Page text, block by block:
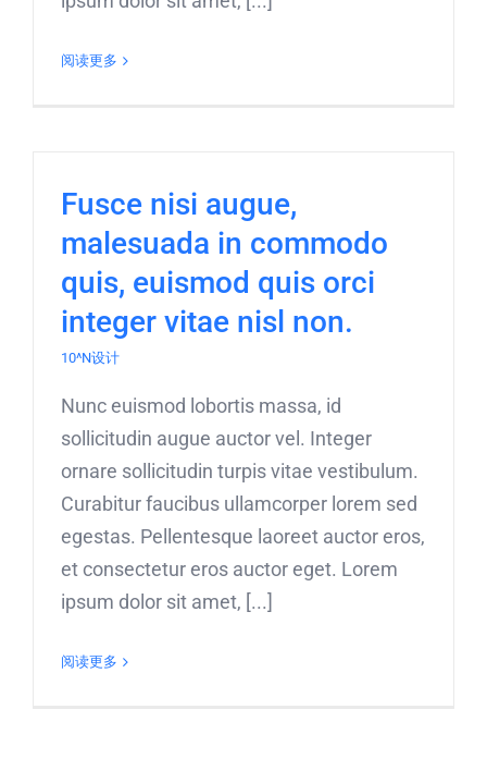
阅读更多
Fusce nisi augue,
malesuada in commodo
quis, euismod quis orci
integer vitae nisl non.
10^N设计
Nunc euismod lobortis massa, id
sollicitudin augue auctor vel. Integer
ornare sollicitudin turpis vitae vestibulum.
Curabitur faucibus ullamcorper lorem sed
egestas. Pellentesque laoreet auctor eros,
et consectetur eros auctor eget. Lorem
ipsum dolor sit amet, [...]
阅读更多